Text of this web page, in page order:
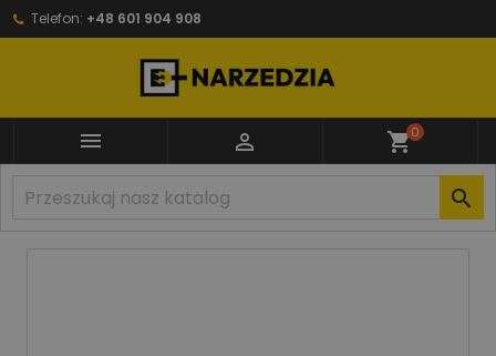
Telefon: +48 601 904 908
  shopping_cart0
